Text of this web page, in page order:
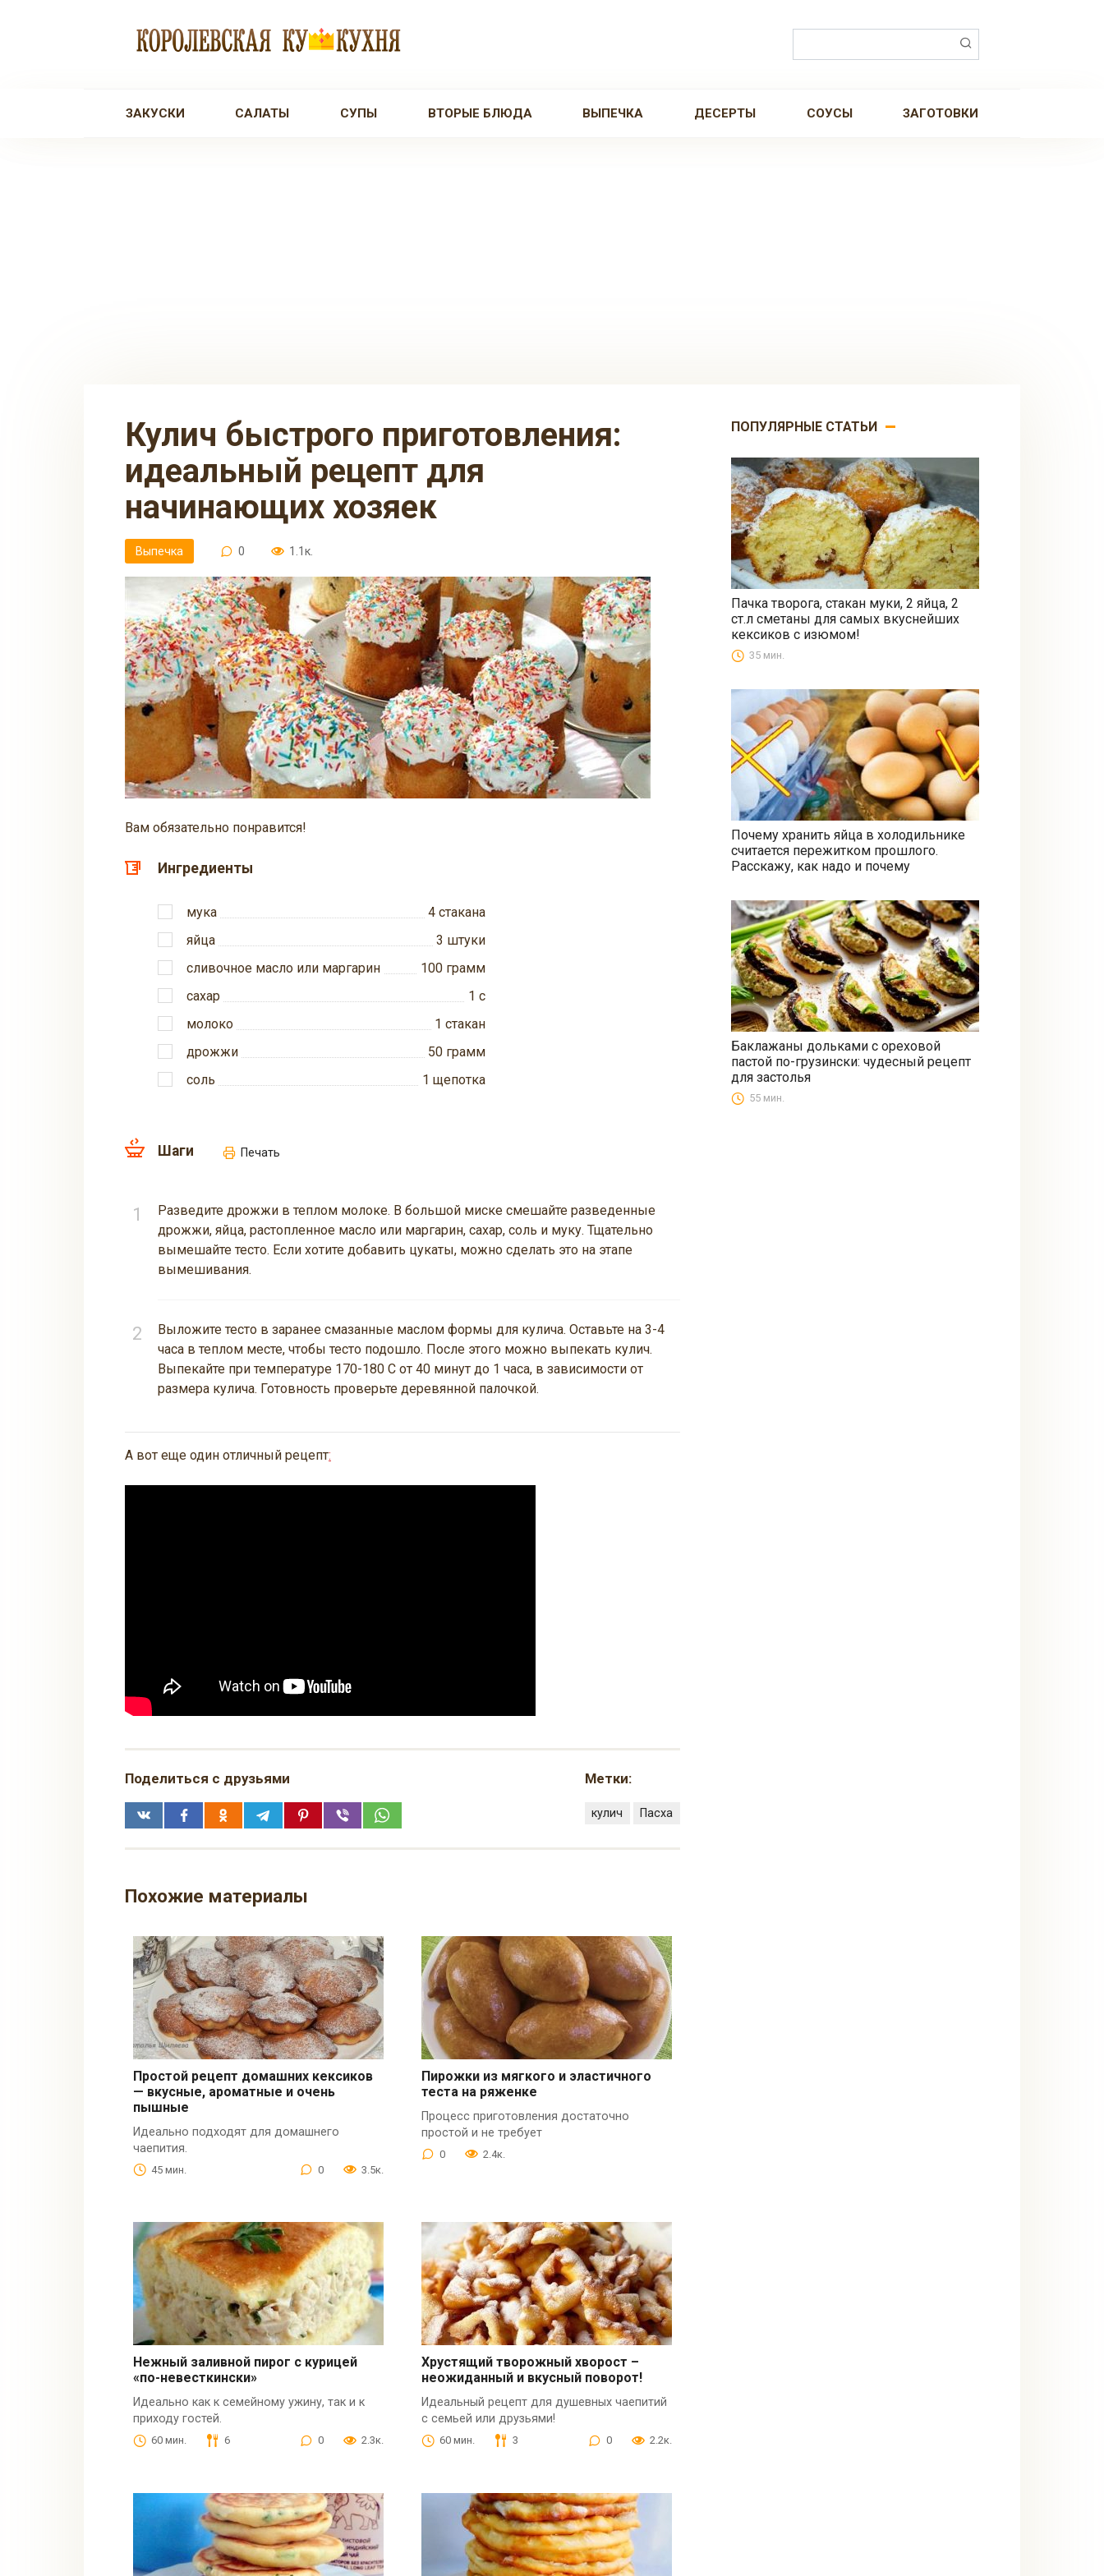
ЗАКУСКИ САЛАТЫ СУПЫ ВТОРЫЕ БЛЮДА ВЫПЕЧКА ДЕСЕРТЫ СОУСЫ ЗАГОТОВКИ
Кулич быстрого приготовления:
идеальный рецепт для
начинающих хозяек
Выпечка 0 1.1к.
Вам обязательно понравится!
Ингредиенты
мука 4 стакана
яйца
3 штуки
сливочное масло или маргарин
100 грамм
сахар
1 с
молоко
1 стакан
дрожжи
50 грамм
соль
1 щепотка
Шаги Печать
Разведите дрожжи в теплом молоке. В большой миске смешайте разведенные
дрожжи, яйца, растопленное масло или маргарин, сахар, соль и муку. Тщательно
вымешайте тесто. Если хотите добавить цукаты, можно сделать это на этапе
вымешивания.
Выложите тесто в заранее смазанные маслом формы для кулича. Оставьте на 3-4
часа в теплом месте, чтобы тесто подошло. После этого можно выпекать кулич.
Выпекайте при температуре 170-180 С от 40 минут до 1 часа, в зависимости от
размера кулича. Готовность проверьте деревянной палочкой.
А вот еще один отличный рецепт:
Поделиться с друзьями Метки:
кулич Пасха
Похожие материалы
Простой рецепт домашних кексиков
— вкусные, ароматные и очень
пышные
Идеально подходят для домашнего
чаепития.
45 мин. 0 3.5к.
Пирожки из мягкого и эластичного
теста на ряженке
Процесс приготовления достаточно
простой и не требует
0 2.4к.
Нежный заливной пирог с курицей
«по-невесткински»
Идеально как к семейному ужину, так и к
приходу гостей.
60 мин. 6 0 2.3к.
Хрустящий творожный хворост –
неожиданный и вкусный поворот!
Идеальный рецепт для душевных чаепитий
с семьей или друзьями!
60 мин. 3 0 2.2к.
ПОПУЛЯРНЫЕ СТАТЬИ
Выпечка
Пачка творога, стакан муки, 2 яйца, 2
ст.л сметаны для самых вкуснейших
кексиков с изюмом!
35 мин.
Все
Почему хранить яйца в холодильнике
считается пережитком прошлого.
Расскажу, как надо и почему
Закуски
Баклажаны дольками с ореховой
пастой по-грузински: чудесный рецепт
для застолья
55 мин.